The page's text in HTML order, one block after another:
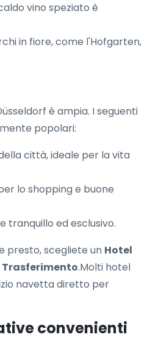
vino speziato è
in fiore, come l'Hofgarten,
è ampia. I seguenti
popolari:
città, ideale per la vita
lo shopping e buone
tranquillo ed esclusivo.
presto, scegliete un Hotel
Trasferimento.Molti hotel
navetta diretto per
convenienti